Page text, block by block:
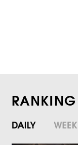
RANKING
DAILY